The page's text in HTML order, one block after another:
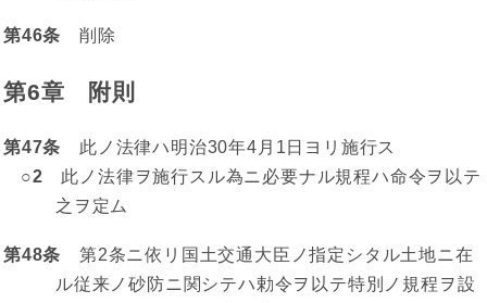
第46条 削除
第6章 附則
第47条 此ノ法律ハ明治30年4月1日ヨリ施行ス
○2 此ノ法律ヲ施行スル為ニ必要ナル規程ハ命令ヲ以テ
之ヲ定ム
第48条 第2条ニ依リ国土交通大臣ノ指定シタル土地ニ在
ル従来ノ砂防ニ関シテハ勅令ヲ以テ特別ノ規程ヲ設